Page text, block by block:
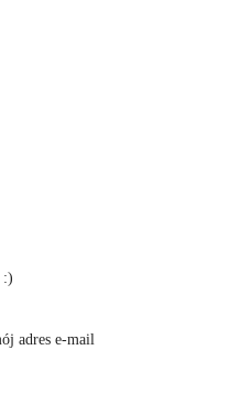
:)
adres e-mail